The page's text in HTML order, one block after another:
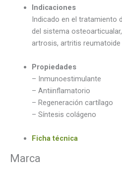
Indicaciones
Indicado en el tratamiento
del sistema
artrosis, artritis reumatoide
Propiedades
– Inmunoestimulante
– Antiinflamatorio
– Regeneración cartílago
– Síntesis colágeno
Ficha técnica
Marca